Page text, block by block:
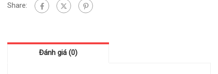
Share:
Đánh giá (0)